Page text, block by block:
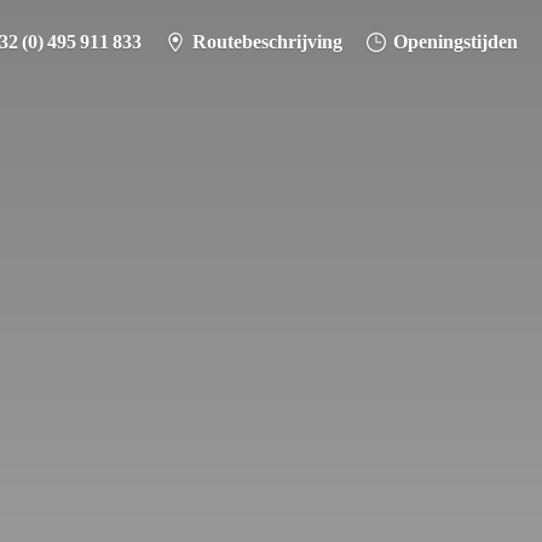
(0) 495 911 833 Routebeschrijving Openingstijden